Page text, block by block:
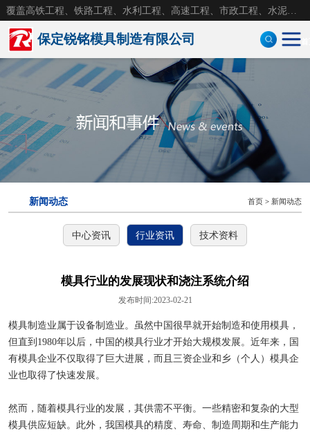
保定锐铭模具制造有限公司 首
新闻动态 首页 > 新闻动态
中心资讯 行业资讯 技术资料
模具行业的发展现状和浇注系统介绍
发布时间:2023-02-21
模具制造业属于设备制造业。虽然中国很早就开始制造和使用模具，
但直到1980年以后，中国的模具行业才开始大规模发展。近年来，国
有模具企业不仅取得了巨大进展，而且三资企业和乡（个人）模具企
业也取得了快速发展。
然而，随着模具行业的发展，其供需不平衡。一些精密和复杂的大型
模具供应短缺。此外，我国模具的精度、寿命、制造周期和生产能力
定型钢模板
防护墙模板
风电基础模板
盖板模具
钢模具
拱形护坡模具
矩形槽模具
路缘石模具
排水槽模具